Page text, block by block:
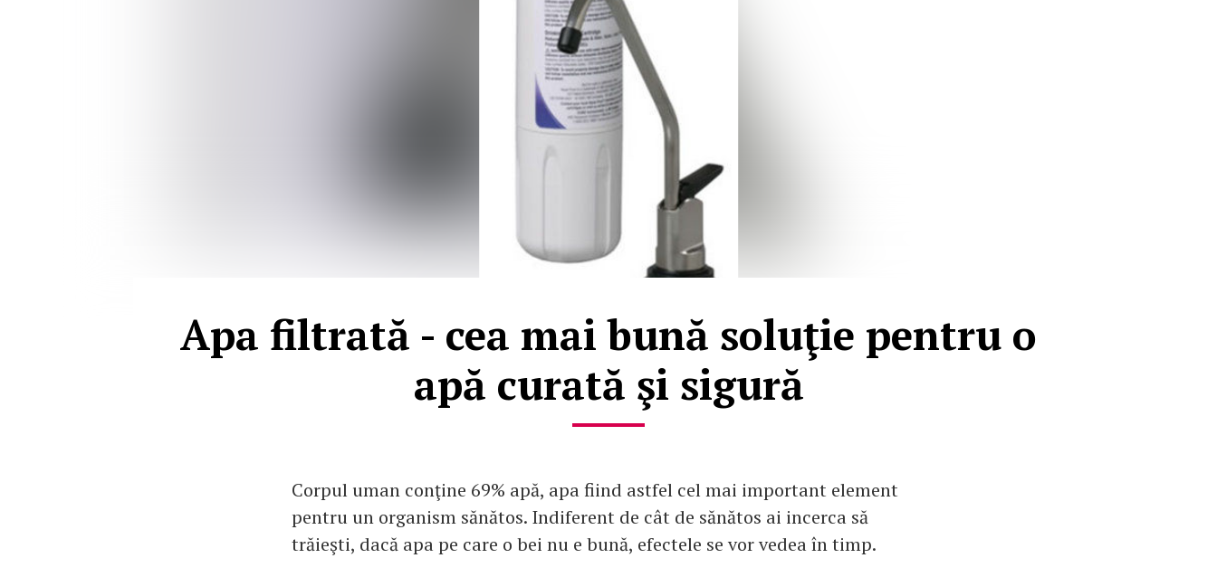
Apa filtrată - cea mai bună soluţie pentru o
apă curată şi sigură
Corpul uman conţine 69% apă, apa fiind astfel cel mai important element
pentru un organism sănătos. Indiferent de cât de sănătos ai incerca să
trăieşti, dacă apa pe care o bei nu e bună, efectele se vor vedea în timp.